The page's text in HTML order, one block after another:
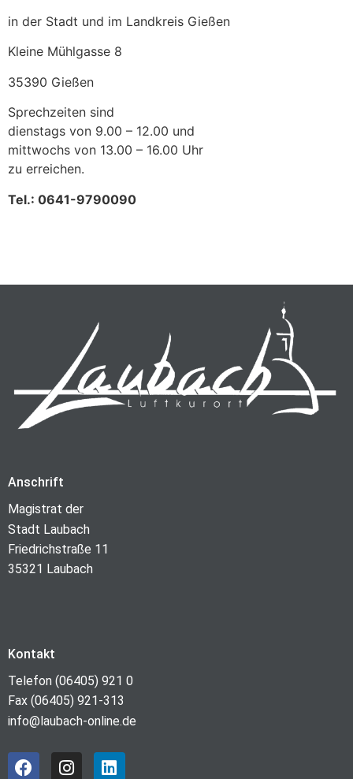
in der Stadt und im Landkreis Gießen
Kleine Mühlgasse 8
35390 Gießen
Sprechzeiten sind
dienstags von 9.00 – 12.00 und
mittwochs von 13.00 – 16.00 Uhr
zu erreichen.
Tel.: 0641-9790090
Anschrift
Magistrat der
Stadt Laubach
Friedrichstraße 11
35321 Laubach
Kontakt
Telefon (06405) 921 0
Fax (06405) 921-313
info@laubach-online.de